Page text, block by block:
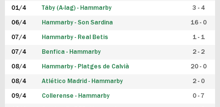
FUTSAL DAM
01/4 Täby (A-lag) - Hammarby 3 - 4
06/4 Hammarby - Son Sardina 16 - 0
07/4 Hammarby - Real Betis 1 - 1
07/4 Benfica - Hammarby 2 - 2
08/4 Hammarby - Platges de Calvià 20 - 0
08/4 Atlético Madrid - Hammarby 2 - 0
09/4 Collerense - Hammarby 0 - 7